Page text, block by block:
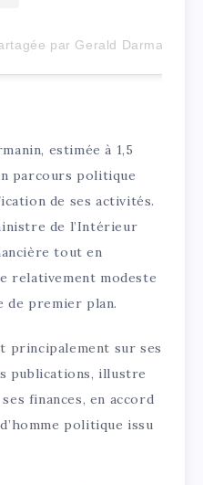
estimée à 1,5
parcours politique
de ses activités.
de l’Intérieur
tout en
relativement modeste
de premier plan.
principalement sur ses
publications, illustre
finances, en accord
politique issu